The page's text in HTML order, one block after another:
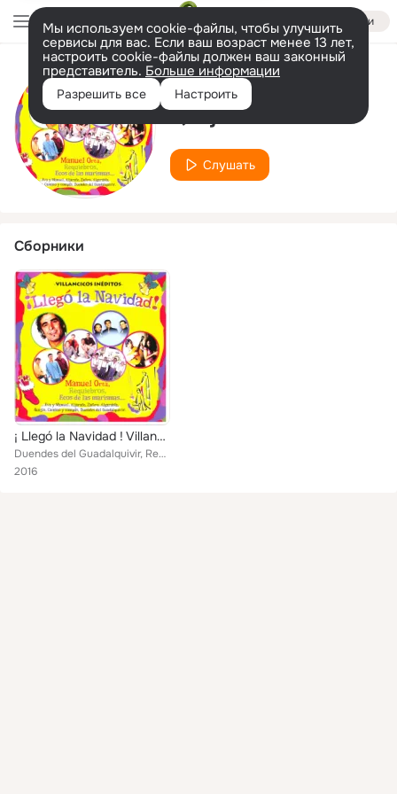
Войти
Мы используем cookie-файлы, чтобы улучшить
сервисы для вас. Если ваш возраст менее 13 лет,
настроить cookie-файлы должен ваш законный
представитель. Больше информации
Разрешить все Настроить
Исполнитель
Quejio
Слушать
Сборники
¡ Llegó la Navidad ! Villancicos Inéditos
Duendes del Guadalquivir, Requiebros, Zafiro, Quejio, Camino y Compás, Eva y Manuel, Algarabia, Manuel Orta, Ecos de las Marisma...
2016